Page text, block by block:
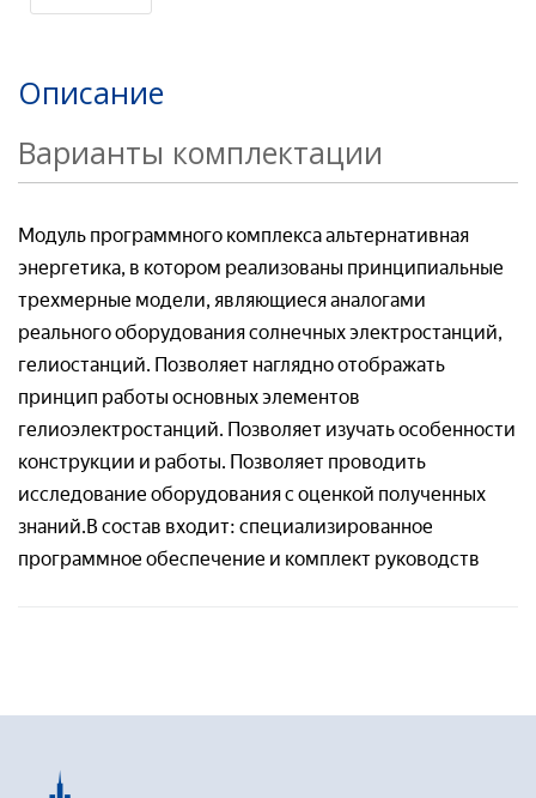
Описание
Варианты комплектации
Модуль программного комплекса альтернативная
энергетика, в котором реализованы принципиальные
трехмерные модели, являющиеся аналогами
реального оборудования солнечных электростанций,
гелиостанций. Позволяет наглядно отображать
принцип работы основных элементов
гелиоэлектростанций. Позволяет изучать особенности
конструкции и работы. Позволяет проводить
исследование оборудования с оценкой полученных
знаний.В состав входит: специализированное
программное обеспечение и комплект руководств
Товар*
Номер телефон *
Отправляя заявку, я соглашаюсь с
Пользовательским соглашением
Организация*
Ваш вопрос:*
Отправляя заявку, я соглашаюсь с
Организация*
Адрес доставки*
Отправляя заявку, я соглашаюсь с
Пользовательским соглашением